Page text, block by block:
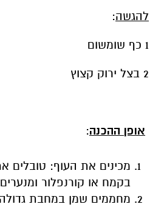
להגשה:
1 כף שומשום
2 בצל ירוק קצוץ
אופן ההכנה:
מכינים את העוף: טובלים
בקמח או קורנפלור
מחממים שמן במחבת